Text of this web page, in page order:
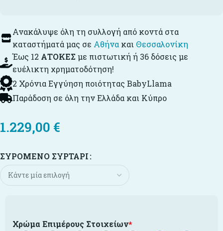
Ανακάλυψε όλη τη συλλογή από κοντά στα
καταστήματά μας σε Αθήνα και Θεσσαλονίκη
Έως 12 ΑΤΟΚΕΣ με πιστωτική ή 36 δόσεις με
ευέλικτη χρηματοδότηση!
2 Χρόνια Εγγύηση ποιότητας BabyLlama
Παράδοση σε όλη την Ελλάδα και Κύπρο
1.229,00 €
ΣΥΡΌΜΕΝΟ ΣΥΡΤΆΡΙ
*
Χρώμα Επιμέρους Στοιχείων